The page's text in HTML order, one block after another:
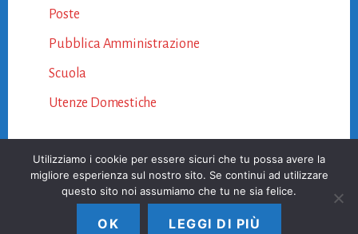
Poste
Pubblica Amministrazione
Scuola
Utenze Domestiche
Utilizziamo i cookie per essere sicuri che tu possa avere la
migliore esperienza sul nostro sito. Se continui ad utilizzare
questo sito noi assumiamo che tu ne sia felice.
OK LEGGI DI PIÙ